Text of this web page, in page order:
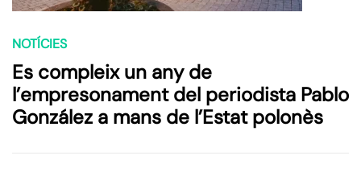
NOTÍCIES
Es compleix un any de
l’empresonament del periodista Pablo
González a mans de l’Estat polonès